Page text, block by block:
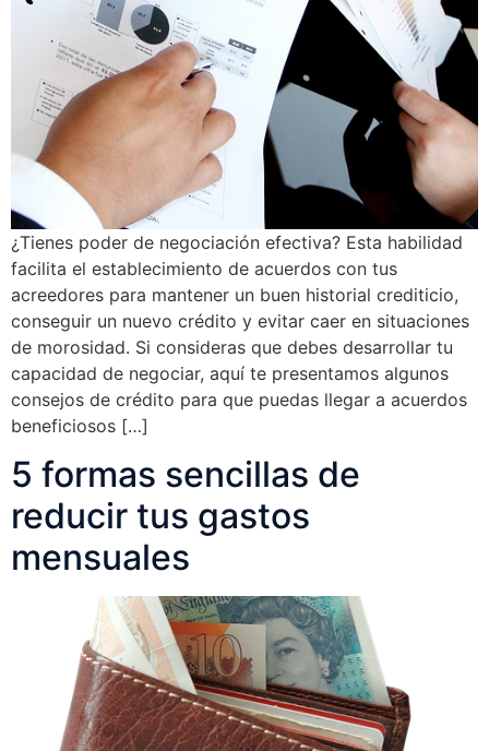
¿Tienes poder de negociación efectiva? Esta habilidad
facilita el establecimiento de acuerdos con tus
acreedores para mantener un buen historial crediticio,
conseguir un nuevo crédito y evitar caer en situaciones
de morosidad. Si consideras que debes desarrollar tu
capacidad de negociar, aquí te presentamos algunos
consejos de crédito para que puedas llegar a acuerdos
beneficiosos […]
5 formas sencillas de
reducir tus gastos
mensuales